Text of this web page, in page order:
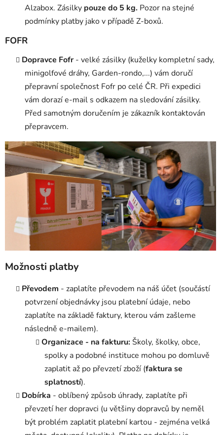
Alzabox. Zásilky pouze do 5 kg. Pozor na stejné
podmínky platby jako v případě Z-boxů.
FOFR
Dopravce Fofr - velké zásilky (kuželky kompletní sady,
minigolfové dráhy, Garden-rondo,...) vám doručí
přepravní společnost Fofr po celé ČR. Při expedici
vám dorazí e-mail s odkazem na sledování zásilky.
Před samotným doručením je zákazník kontaktován
přepravcem.
Možnosti platby
Převodem - zaplatíte převodem na náš účet (součástí
potvrzení objednávky jsou platební údaje, nebo
zaplatíte na základě faktury, kterou vám zašleme
následně e-mailem).
Organizace - na fakturu:Školy, školky, obce,
spolky a podobné instituce mohou po domluvě
zaplatit až po převzetí zboží (faktura se
splatností).
Dobírka - oblíbený způsob úhrady, zaplatíte při
převzetí her dopravci (u většiny dopravců by neměl
být problém zaplatit platební kartou - zejména velká